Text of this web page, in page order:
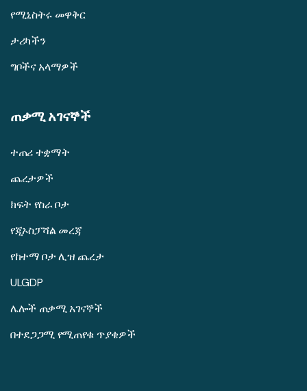
የሚኒስትሩ መዋቅር
ታሪካችን
ግቦችና አላማዎች
ጠቃሚ አገናኞች
ተጠሪ ተቋማት
ጨረታዎች
ክፍት የስራ ቦታ
የጂኦስፓሻል መረጃ
የከተማ ቦታ ሊዝ ጨረታ
ULGDP
ሌሎች ጠቃሚ አገናኞች
በተደጋጋሚ የሚጠየቁ ጥያቄዎች